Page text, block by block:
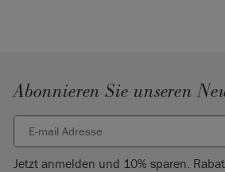
Abonnieren Sie unseren
Jetzt anmelden und 10% sparen.